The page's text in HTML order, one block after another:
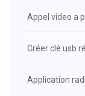
Appel video a
Créer clé usb
Application